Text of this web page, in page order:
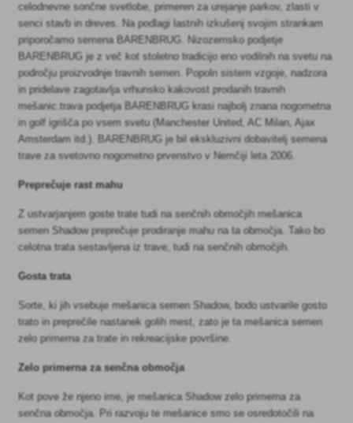
celodnevne sončne svetlobe, primeren za urejanje parkov, zlasti v
senci stavb in dreves. Na podlagi lastnih izkušenj svojim strankam
priporočamo semena BARENBRUG. Nizozemsko podjetje
BARENBRUG je z več kot stoletno tradicijo eno vodilnih na svetu na
področju proizvodnje travnih semen. Popoln sistem vzgoje, nadzora
in pridelave zagotavlja vrhunsko kakovost prodanih travnih
mešanic.trava podjetja BARENBRUG krasi najbolj znana nogometna
in golf igrišča po vsem svetu (Manchester United, AC Milan, Ajax
Amsterdam itd.). BARENBRUG je bil ekskluzivni dobavitelj semena
trave za svetovno nogometno prvenstvo v Nemčiji leta 2006.
Preprečuje rast mahu
Z ustvarjanjem goste trate tudi na senčnih območjih mešanica
semen Shadow preprečuje prodiranje mahu na ta območja. Tako bo
celotna trata sestavljena iz trave, tudi na senčnih območjih.
Gosta trata
Sorte, ki jih vsebuje mešanica semen Shadow, bodo ustvarile gosto
trato in preprečile nastanek golih mest, zato je ta mešanica semen
zelo primerna za trate in rekreacijske površine.
Zelo primerna za senčna območja
Kot pove že njeno ime, je mešanica Shadow zelo primerna za
senčna območja. Pri razvoju te mešanice smo se osredotočili na